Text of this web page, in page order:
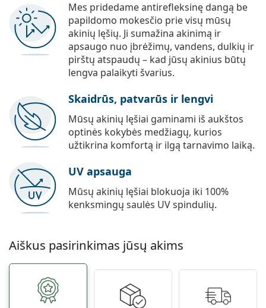
Mes pridedame antirefleksinę dangą be
papildomo mokesčio prie visų mūsų
akinių lęšių. Ji sumažina akinimą ir
apsaugo nuo įbrėžimų, vandens, dulkių ir
pirštų atspaudų – kad jūsų akinius būtų
lengva palaikyti švarius.
Skaidrūs, patvarūs ir lengvi
Mūsų akinių lęšiai gaminami iš aukštos
optinės kokybės medžiagų, kurios
užtikrina komfortą ir ilgą tarnavimo laiką.
UV apsauga
Mūsų akinių lęšiai blokuoja iki 100%
kenksmingų saulės UV spindulių.
Aiškus pasirinkimas jūsų akims